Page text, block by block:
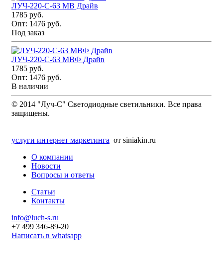
ЛУЧ-220-С-63 МВ Драйв
1785 руб.
Опт: 1476 руб.
Под заказ
ЛУЧ-220-С-63 МВФ Драйв
1785 руб.
Опт: 1476 руб.
В наличии
© 2014 "Луч-С" Светодиодные светильники. Все права
защищены.
услуги интернет маркетинга от siniakin.ru
О компании
Новости
Вопросы и ответы
Статьи
Контакты
info@luch-s.ru
+7 499 346-89-20
Написать в whatsapp